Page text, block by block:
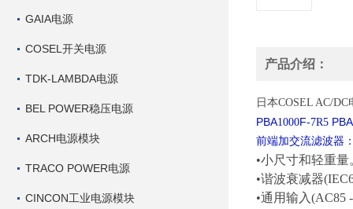
GAIA电源
COSEL开关电源
TDK-LAMBDA电源
BEL POWER稳压电源
ARCH电源模块
TRACO POWER电源
CINCON工业电源模块
产品介绍：
日本COSEL AC/
PBA1000F-7R5 PBA
前端加交流滤波器
•小尺寸和轻重量
•谐波衰减器
•通用输入(AC85